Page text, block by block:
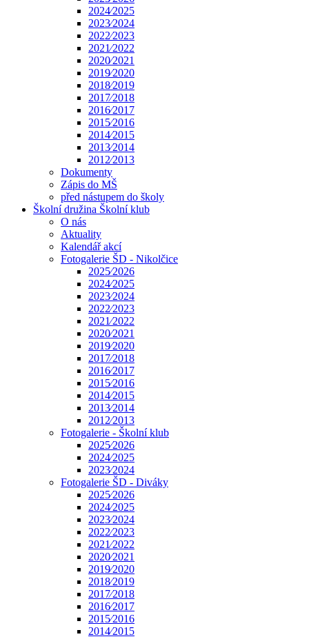
2024⁄2025
2023⁄2024
2022⁄2023
2021⁄2022
2020⁄2021
2019⁄2020
2018⁄2019
2017⁄2018
2016⁄2017
2015⁄2016
2014⁄2015
2013⁄2014
2012⁄2013
Dokumenty
Zápis do MŠ
před nástupem do školy
Školní družina Školní klub
O nás
Aktuality
Kalendář akcí
Fotogalerie ŠD - Nikolčice
2025⁄2026
2024⁄2025
2023⁄2024
2022⁄2023
2021⁄2022
2020⁄2021
2019⁄2020
2017⁄2018
2016⁄2017
2015⁄2016
2014⁄2015
2013⁄2014
2012⁄2013
Fotogalerie - Školní klub
2025⁄2026
2024⁄2025
2023⁄2024
Fotogalerie ŠD - Diváky
2025⁄2026
2024⁄2025
2023⁄2024
2022⁄2023
2021⁄2022
2020⁄2021
2019⁄2020
2018⁄2019
2017⁄2018
2016⁄2017
2015⁄2016
2014⁄2015